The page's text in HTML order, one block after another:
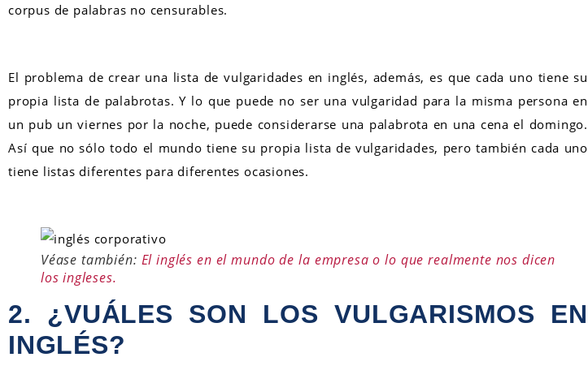
corpus de palabras no censurables.
El problema de crear una lista de vulgaridades en inglés, además, es que cada uno tiene su
propia lista de palabrotas. Y lo que puede no ser una vulgaridad para la misma persona en
un pub un viernes por la noche, puede considerarse una palabrota en una cena el domingo.
Así que no sólo todo el mundo tiene su propia lista de vulgaridades, pero también cada uno
tiene listas diferentes para diferentes ocasiones.
Véase también: El inglés en el mundo de la empresa o lo que realmente nos dicen
los ingleses.
2. ¿VUÁLES SON LOS VULGARISMOS EN
INGLÉS?